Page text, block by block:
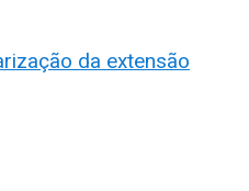
da extensão